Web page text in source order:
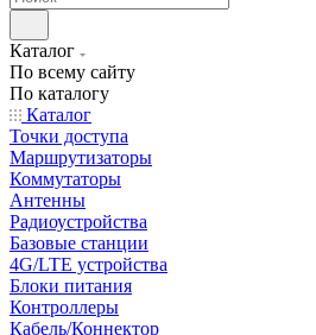
Каталог
По всему сайту
По каталогу
Каталог
Точки доступа
Маршрутизаторы
Коммутаторы
Антенны
Радиоустройства
Базовые станции
4G/LTE устройства
Блоки питания
Контроллеры
Кабель/Коннектор